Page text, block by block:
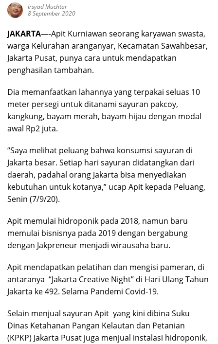
Irsyad Muchtar
8 September 2020
JAKARTA—-Apit Kurniawan seorang karyawan swasta,
warga Kelurahan aranganyar, Kecamatan Sawahbesar,
Jakarta Pusat, punya cara untuk mendapatkan
penghasilan tambahan.
Dia memanfaatkan lahannya yang terpakai seluas 10
meter persegi untuk ditanami sayuran pakcoy,
kangkung, bayam merah, bayam hijau dengan modal
awal Rp2 juta.
“Saya melihat peluang bahwa konsumsi sayuran di
Jakarta besar. Setiap hari sayuran didatangkan dari
daerah, padahal orang Jakarta bisa menyediakan
kebutuhan untuk kotanya,” ucap Apit kepada Peluang,
Senin (7/9/20).
Apit memulai hidroponik pada 2018, namun baru
memulai bisnisnya pada 2019 dengan bergabung
dengan Jakpreneur menjadi wirausaha baru.
Apit mendapatkan pelatihan dan mengisi pameran, di
antaranya “Jakarta Creative Night” di Hari Ulang Tahun
Jakarta ke 492. Selama Pandemi Covid-19.
Selain menjual sayuran Apit yang kini dibina Suku
Dinas Ketahanan Pangan Kelautan dan Petanian
(KPKP) Jakarta Pusat juga menjual instalasi hidroponik,